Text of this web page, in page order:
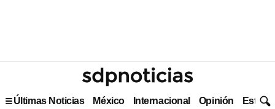
Últimas Noticias México Internacional Opinión Estilo